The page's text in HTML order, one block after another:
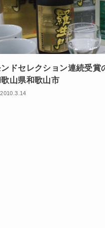
ンドセレクション連続受賞
山県和歌山市
2010.3.14